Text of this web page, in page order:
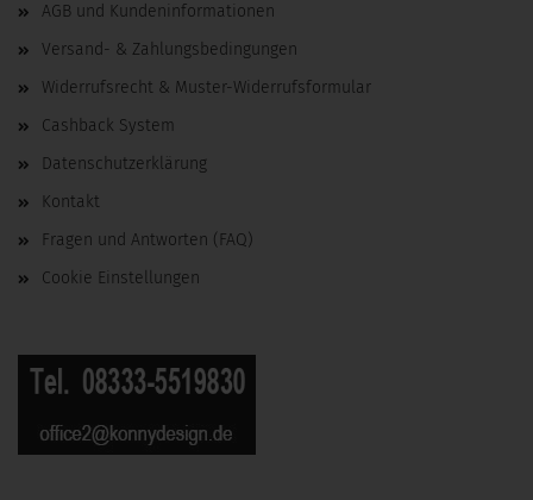
AGB und Kundeninformationen
Versand- & Zahlungsbedingungen
Widerrufsrecht & Muster-Widerrufsformular
Cashback System
Datenschutzerklärung
Kontakt
Fragen und Antworten (FAQ)
Cookie Einstellungen